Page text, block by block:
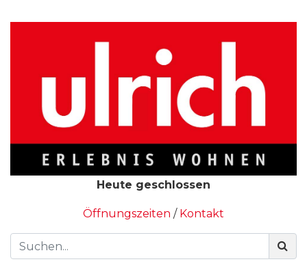
Heute geschlossen
Öffnungszeiten / Kontakt